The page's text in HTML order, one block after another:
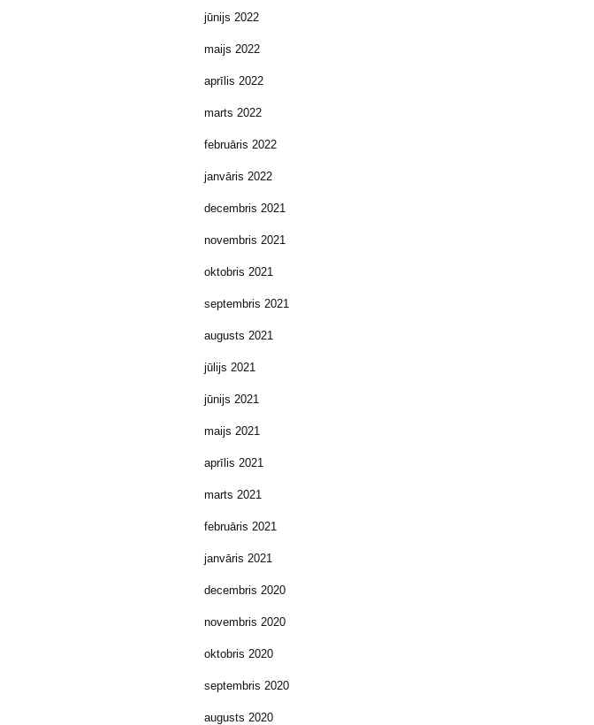
jūnijs 2022
maijs 2022
aprīlis 2022
marts 2022
februāris 2022
janvāris 2022
decembris 2021
novembris 2021
oktobris 2021
septembris 2021
augusts 2021
jūlijs 2021
jūnijs 2021
maijs 2021
aprīlis 2021
marts 2021
februāris 2021
janvāris 2021
decembris 2020
novembris 2020
oktobris 2020
septembris 2020
augusts 2020